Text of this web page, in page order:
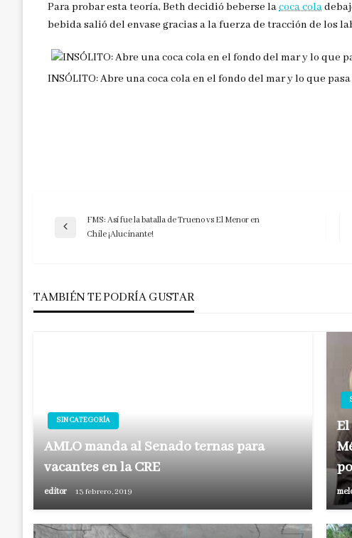
Para probar esta teoría, Beth decidió beberse lacoca cola
bebida salió del envase gracias a la fuerza de tracción de los
INSÓLITO: Abre una coca cola en el fondo del mar y lo que
Navegación
entradas
Entrada
FMS: Así fue la batalla de Trueno vs El Menor en
Chile ¡Alucinante!
TAMBIÉN TE PODRÍA GUSTAR
SIN CATEGORÍA
AMLO manda al Senado ternas para
vacantes en la CRE
editor 13 febrero, 2019